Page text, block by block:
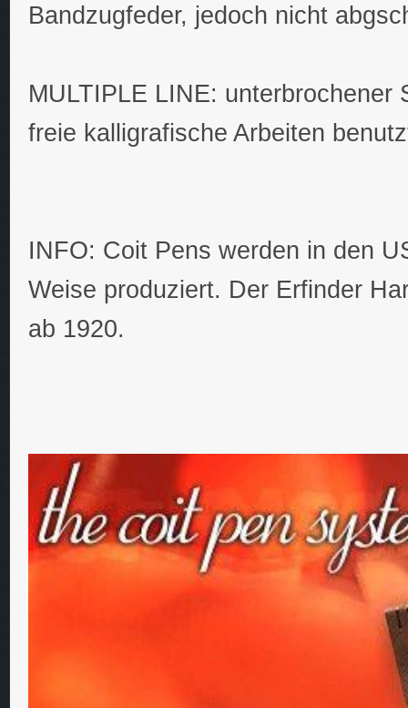
Bandzugfeder, jedoch nicht
MULTIPLE LINE:
freie kalligrafische Arbeiten
INFO: Coit Pens werden in den
Weise produziert. Der Erfinder
ab 1920.